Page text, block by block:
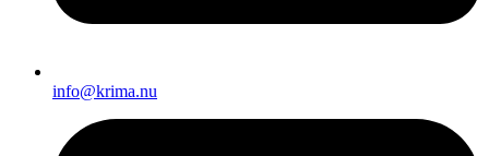
info@krima.nu